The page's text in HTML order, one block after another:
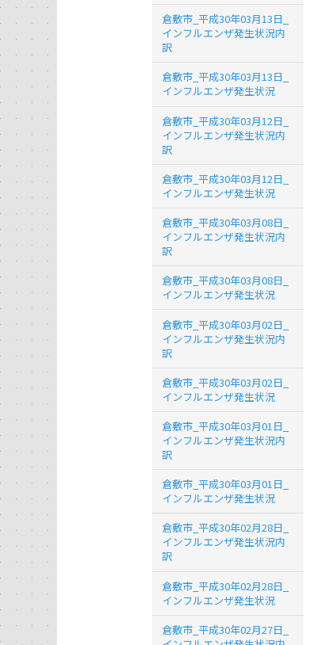
倉敷市_平成30年03月13日_
インフルエンザ発生状況内
訳
倉敷市_平成30年03月13日_
インフルエンザ発生状況
倉敷市_平成30年03月12日_
インフルエンザ発生状況内
訳
倉敷市_平成30年03月12日_
インフルエンザ発生状況
倉敷市_平成30年03月08日_
インフルエンザ発生状況内
訳
倉敷市_平成30年03月08日_
インフルエンザ発生状況
倉敷市_平成30年03月02日_
インフルエンザ発生状況内
訳
倉敷市_平成30年03月02日_
インフルエンザ発生状況
倉敷市_平成30年03月01日_
インフルエンザ発生状況内
訳
倉敷市_平成30年03月01日_
インフルエンザ発生状況
倉敷市_平成30年02月28日_
インフルエンザ発生状況内
訳
倉敷市_平成30年02月28日_
インフルエンザ発生状況
倉敷市_平成30年02月27日_